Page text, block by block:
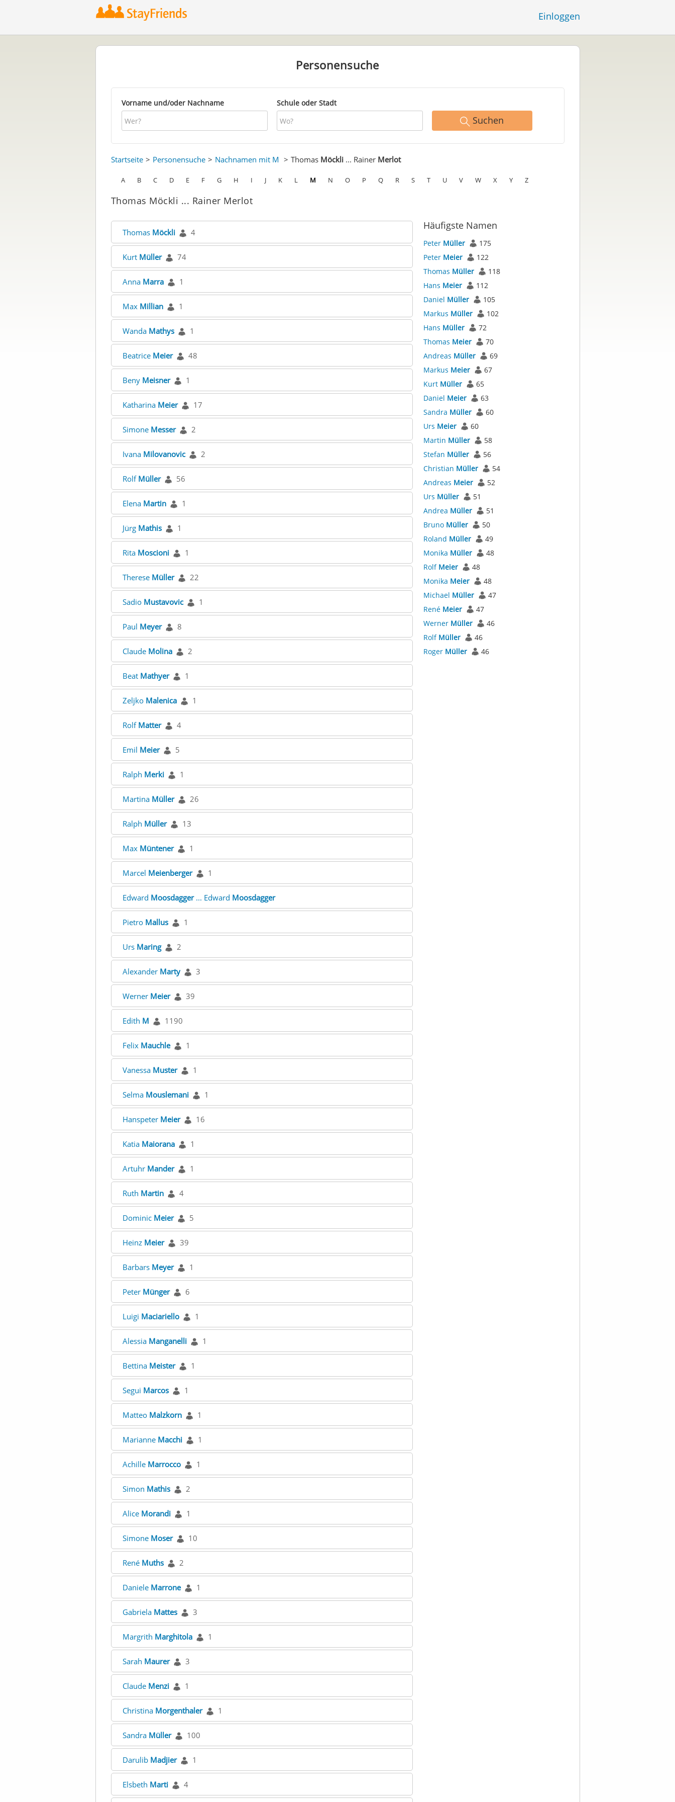
Einloggen
Personensuche
Vorname und/oder Nachname Schule oder Stadt
Suchen
Startseite Personensuche Nachnamen mit M Thomas Möckli... Rainer Merlot
A B C D E F G H I J K L M N O P Q R S T U V W X Y Z
Thomas Möckli ... Rainer Merlot
Thomas Möckli 4
Kurt Müller 74
Anna Marra 1
Max Millian 1
Wanda Mathys 1
Beatrice Meier 48
Beny Meisner 1
Katharina Meier 17
Simone Messer 2
Ivana Milovanovic 2
Rolf Müller 56
Elena Martin 1
Jürg Mathis 1
Rita Moscioni 1
Therese Müller 22
Sadio Mustavovic 1
Paul Meyer 8
Claude Molina 2
Beat Mathyer 1
Zeljko Malenica 1
Rolf Matter 4
Emil Meier 5
Ralph Merki 1
Martina Müller 26
Ralph Müller 13
Max Müntener 1
Marcel Meienberger 1
Edward Moosdagger... Edward Moosdagger
Pietro Mallus 1
Urs Maring 2
Alexander Marty 3
Werner Meier 39
Edith M 1190
Felix Mauchle 1
Vanessa Muster 1
Selma Mouslemani 1
Hanspeter Meier 16
Katia Maiorana 1
Artuhr Mander 1
Ruth Martin 4
Dominic Meier 5
Heinz Meier 39
Barbars Meyer 1
Peter Münger 6
Luigi Maciariello 1
Alessia Manganelli 1
Bettina Meister 1
Segui Marcos 1
Matteo Malzkorn 1
Marianne Macchi 1
Achille Marrocco 1
Simon Mathis 2
Alice Morandi 1
Simone Moser 10
René Muths 2
Daniele Marrone 1
Gabriela Mattes 3
Margrith Marghitola 1
Sarah Maurer 3
Claude Menzi 1
Christina Morgenthaler 1
Sandra Müller 100
Darulib Madjier 1
Elsbeth Marti 4
Häufigste Namen
Peter Müller
175
Peter Meier
122
Thomas Müller
118
Hans Meier
112
Daniel Müller
105
Markus Müller
102
Hans Müller
72
Thomas Meier
70
Andreas Müller
69
Markus Meier
67
Kurt Müller
65
Daniel Meier
63
Sandra Müller
60
Urs Meier
60
Martin Müller
58
Stefan Müller
56
Christian Müller
54
Andreas Meier
52
Urs Müller
51
Andrea Müller
51
Bruno Müller
50
Roland Müller
49
Monika Müller
48
Rolf Meier
48
Monika Meier
48
Michael Müller
47
René Meier
47
Werner Müller
46
Rolf Müller
46
Roger Müller 46